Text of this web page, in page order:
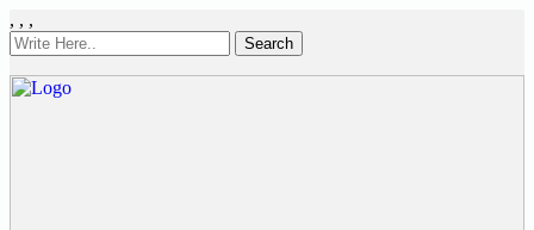
, , ,
Search